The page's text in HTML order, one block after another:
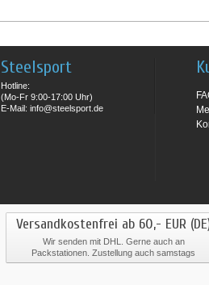
Steelsport
Hotline:
(Mo-Fr 9:00-17:00 Uhr)
E-Mail: info@steelsport.de
Versandkostenfrei ab 60,- EUR
Wir senden mit DHL. Gerne auch an
Packstationen. Zustellung auch samstags